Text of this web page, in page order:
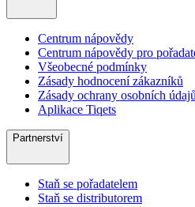
Centrum nápovědy
Centrum nápovědy pro
Všeobecné podmínky
Zásady hodnocení zákazníků
Zásady ochrany osobních
Aplikace Tiqets
Partnerství
Staň se pořadatelem
Staň se distributorem